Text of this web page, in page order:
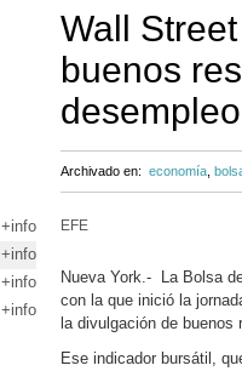
Wall
buenos
desempleo
Archivado en: economía
+info
+info
+info
+info
EFE
Nueva York.- La Bolsa
con la que inició la
la divulgación de
Ese indicador bursátil,